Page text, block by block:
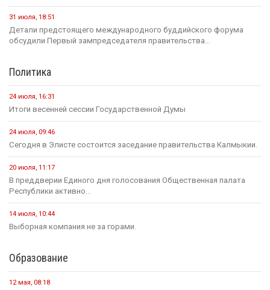
31 июля, 18:51
Детали предстоящего международного буддийского форума
обсудили Первый зампредседателя правительства...
Политика
24 июля, 16:31
Итоги весенней сессии Государственной Думы
24 июля, 09:46
Сегодня в Элисте состоится заседание правительства Калмыкии.
20 июля, 11:17
В преддверии Единого дня голосования Общественная палата
Республики активно...
14 июля, 10:44
Выборная компания не за горами.
Образование
12 мая, 08:18